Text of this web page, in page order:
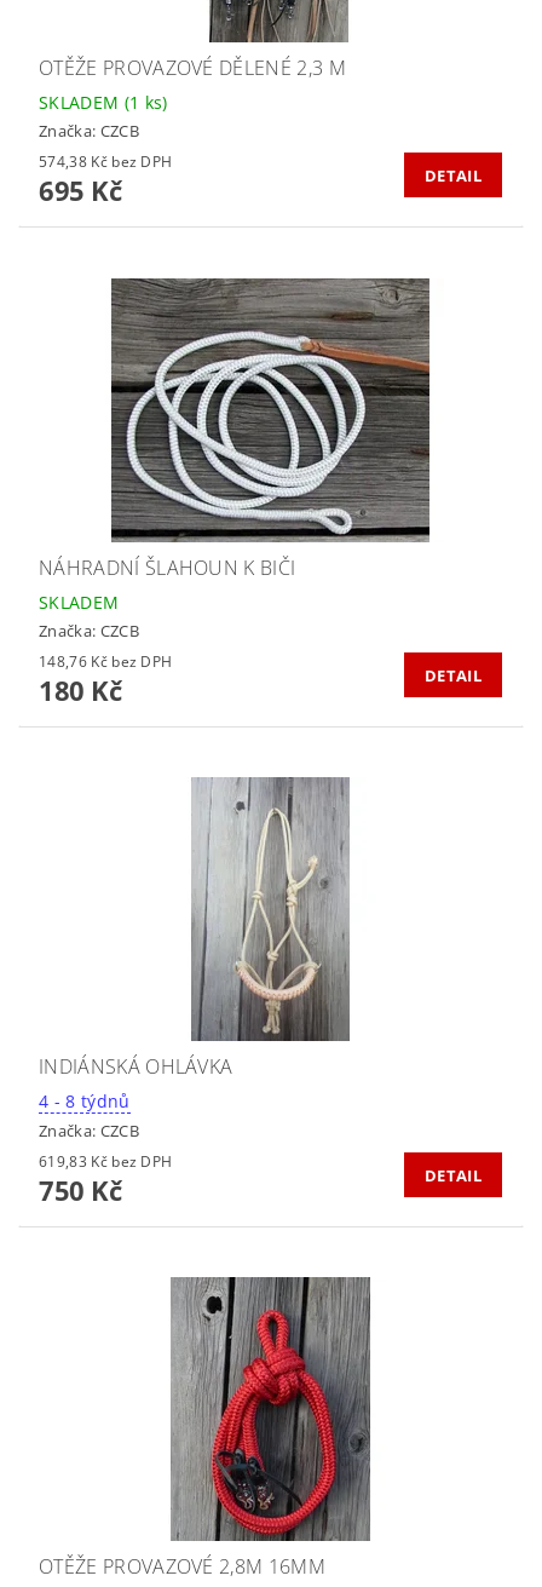
OTĚŽE PROVAZOVÉ DĚLENÉ 2,3 M
SKLADEM (1 ks)
Značka: CZCB
574,38 Kč bez DPH
695 Kč DETAIL
NÁHRADNÍ ŠLAHOUN K BIČI
SKLADEM
Značka: CZCB
148,76 Kč bez DPH
180 Kč DETAIL
INDIÁNSKÁ OHLÁVKA
4 - 8 týdnů
Značka: CZCB
619,83 Kč bez DPH
750 Kč DETAIL
OTĚŽE PROVAZOVÉ 2,8M 16MM